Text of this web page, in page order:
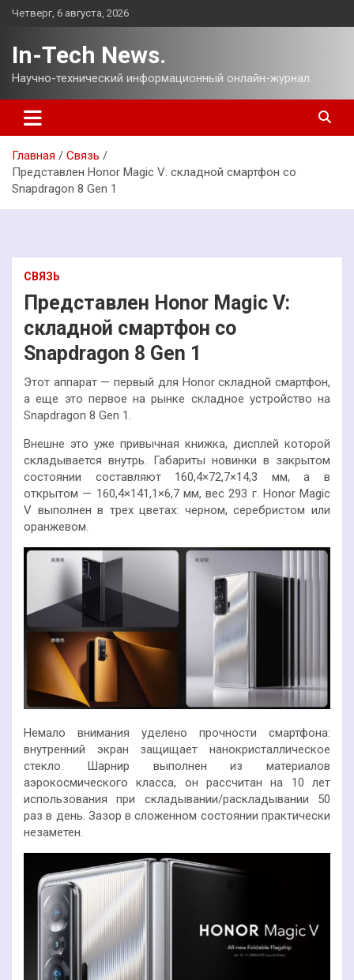
Перейти
Четверг, 6 августа, 2026
In-Tech News.
Научно-технический информационный онлайн-журнал.
Главная
Связь
Представлен Honor Magic V: складной смартфон со
Snapdragon 8 Gen 1
СВЯЗЬ
Представлен Honor Magic V:
складной смартфон со
Snapdragon 8 Gen 1
Этот аппарат — первый для Honor складной смартфон,
а еще это первое на рынке складное устройство на
Snapdragon 8 Gen 1.
Внешне это уже привычная книжка, дисплей которой
складывается внутрь. Габариты новинки в закрытом
состоянии составляют 160,4×72,7×14,3 мм, а в
открытом — 160,4×141,1×6,7 мм, вес 293 г. Honor Magic
V выполнен в трех цветах: черном, серебристом или
оранжевом.
Немало внимания уделено прочности смартфона:
внутренний экран защищает нанокристаллическое
стекло. Шарнир выполнен из материалов
аэрокосмического класса, он рассчитан на 10 лет
использования при складывании/раскладывании 50
раз в день. Зазор в сложенном состоянии практически
незаметен.